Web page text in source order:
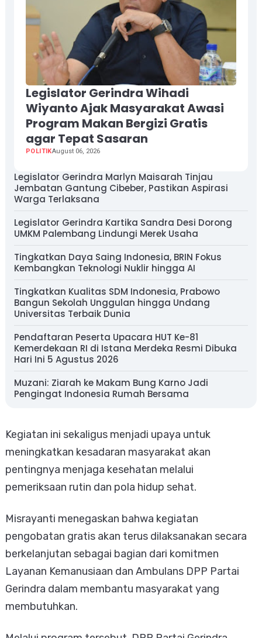
Legislator Gerindra Wihadi
Wiyanto Ajak Masyarakat Awasi
Program Makan Bergizi Gratis
agar Tepat Sasaran
POLITIKAugust 06, 2026
Legislator Gerindra Marlyn Maisarah Tinjau
Jembatan Gantung Cibeber, Pastikan Aspirasi
Warga Terlaksana
Legislator Gerindra Kartika Sandra Desi Dorong
UMKM Palembang Lindungi Merek Usaha
Tingkatkan Daya Saing Indonesia, BRIN Fokus
Kembangkan Teknologi Nuklir hingga AI
Tingkatkan Kualitas SDM Indonesia, Prabowo
Bangun Sekolah Unggulan hingga Undang
Universitas Terbaik Dunia
Pendaftaran Peserta Upacara HUT Ke-81
Kemerdekaan RI di Istana Merdeka Resmi Dibuka
Hari Ini 5 Agustus 2026
Muzani: Ziarah ke Makam Bung Karno Jadi
Pengingat Indonesia Rumah Bersama
Kegiatan ini sekaligus menjadi upaya untuk
meningkatkan kesadaran masyarakat akan
pentingnya menjaga kesehatan melalui
pemeriksaan rutin dan pola hidup sehat.
Misrayanti menegaskan bahwa kegiatan
pengobatan gratis akan terus dilaksanakan secara
berkelanjutan sebagai bagian dari komitmen
Layanan Kemanusiaan dan Ambulans DPP Partai
Gerindra dalam membantu masyarakat yang
membutuhkan.